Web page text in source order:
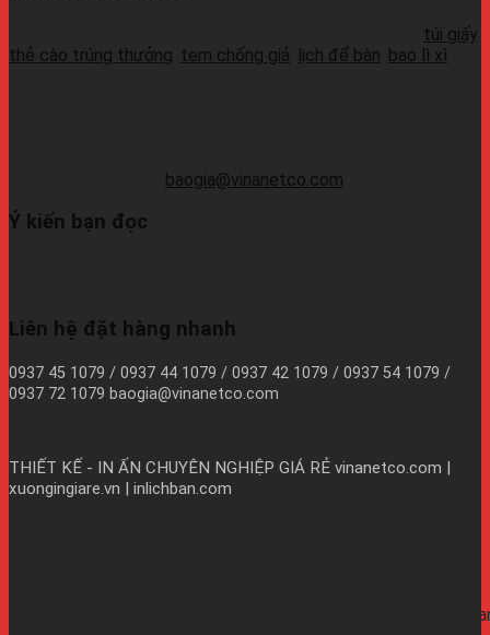
túi giấy
thẻ cào trúng thưởng tem chống giả lịch để bàn bao lì xì
baogia@vinanetco.com
Ý kiến bạn đọc
Liên hệ đặt hàng nhanh
0937 45 1079 / 0937 44 1079 / 0937 42 1079 / 0937 54 1079 /
0937 72 1079 baogia@vinanetco.com
THIẾT KẾ - IN ẤN CHUYÊN NGHIỆP GIÁ RẺ vinanetco.com |
xuongingiare.vn | inlichban.com
https://vinanetco.com/https://xuongingiare.vn/https://